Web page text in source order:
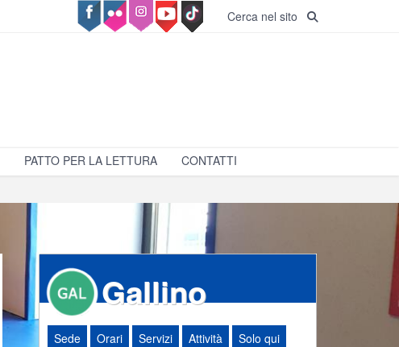
Cerca nel sito
PATTO PER LA LETTURA CONTATTI
Gallino
Sede Orari Servizi Attività Solo qui